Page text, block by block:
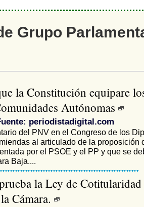
Grupo
la Constitución equipare
Autónomas
periodistadigital.com
del PNV en el Congreso de los
al articulado de la proposición
por el PSOE y el PP y que se
Baja....
la Ley de
Cámara.